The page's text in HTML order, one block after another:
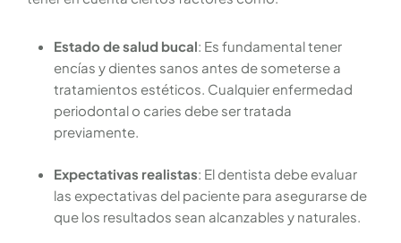
Estado de salud bucal: Es fundamental tener
encías y dientes sanos antes de someterse a
tratamientos estéticos. Cualquier enfermedad
periodontal o caries debe ser tratada
previamente.
Expectativas realistas: El dentista debe evaluar
las expectativas del paciente para asegurarse de
que los resultados sean alcanzables y naturales.